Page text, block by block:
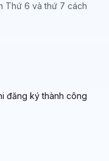
Thứ 6 và thứ 7 cách
đăng ký thành công